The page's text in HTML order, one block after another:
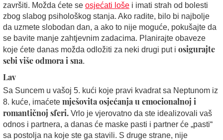
završiti. Možda ćete se osjećati loše i imati strah od bolesti
zbog slabog psihološkog stanja. Ako radite, bilo bi najbolje
da uzmete slobodan dan, a ako to nije moguće, pokušajte da
se bavite manje zahtjevnim zadacima. Planirajte obaveze
koje ćete danas možda odložiti za neki drugi put i osigurajte
sebi više odmora i sna.
Lav
Sa Suncem u vašoj 5. kući koje pravi kvadrat sa Neptunom iz
8. kuće, imaćete mješovita osjećanja u emocionalnoj i
romantičnoj sferi. Vrlo je vjerovatno da ste idealizovali vaš
odnos i partnera, a danas će maske pasti i partner će „pasti“
sa postolja na koje ste ga stavili. S druge strane, nije